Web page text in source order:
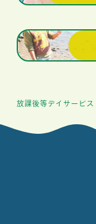
放課後等デイサービス